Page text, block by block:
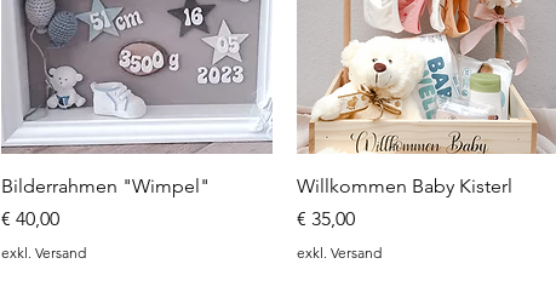
Schnellansicht
Bilderrahmen "Wimpel"
Preis
€ 40,00
exkl. Versand
Schnellansicht
Willkommen Baby Kisterl
Preis
€ 35,00
exkl. Versand